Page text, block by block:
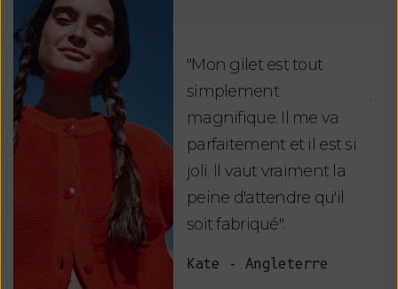
"Mon gilet est tout
simplement
magnifique. Il me va
parfaitement et il est si
joli. Il vaut vraiment la
peine d'attendre qu'il
soit fabriqué".
Kate - Angleterre